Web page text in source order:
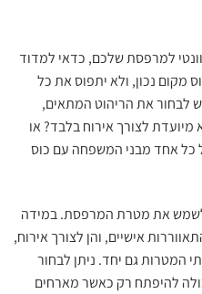
למרפסת שלכם, כדאי למדוד
מקום נכון, ולא יתפוס את כל
לבחור את הריהוט המתאים,
לצורך אירוח בלבד? או
כל אחד מבני המשפחה עם כוס
את מטרת המרפסת. במידה
אישיים, והן לצורך אירוח,
המטרות גם יחד. ניתן לבחור
להיפתח רק כאשר מארחים